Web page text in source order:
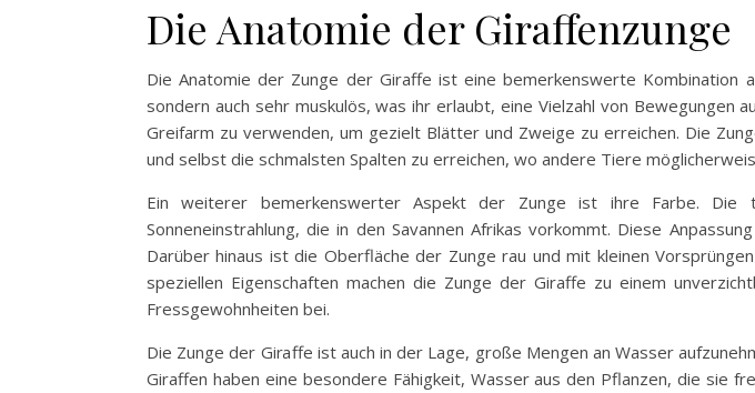
Die Anatomie der Giraffenzunge
Die Anatomie der Zunge der Giraffe ist eine bemerkenswerte Kombination
sondern auch sehr muskulös, was ihr erlaubt, eine Vielzahl von
Greifarm zu verwenden, um gezielt Blätter und Zweige zu erreichen. Die
und selbst die schmalsten Spalten zu erreichen, wo andere Tiere
Ein weiterer bemerkenswerter Aspekt der Zunge ist ihre Farbe.
Sonneneinstrahlung, die in den Savannen Afrikas vorkommt. Diese
Darüber hinaus ist die Oberfläche der Zunge rau und mit kleinen
speziellen Eigenschaften machen die Zunge der Giraffe zu einem
Fressgewohnheiten bei.
Die Zunge der Giraffe ist auch in der Lage, große Mengen an Wasser
Giraffen haben eine besondere Fähigkeit, Wasser aus den Pflanzen, die sie